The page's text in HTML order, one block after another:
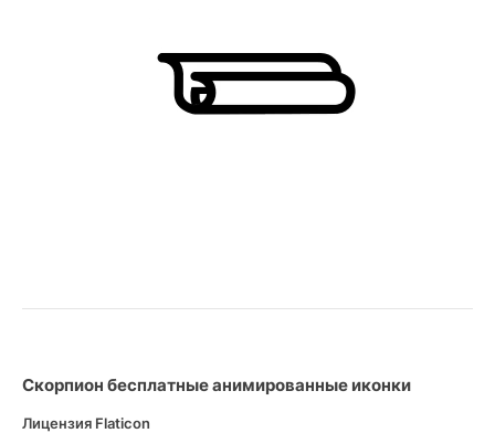
Скорпион бесплатные анимированные иконки
Лицензия Flaticon